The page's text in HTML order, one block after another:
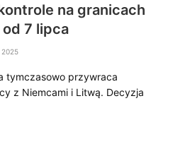
na granicach
7 lipca
2025
tymczasowo przywraca
z Niemcami i Litwą. Decyzja